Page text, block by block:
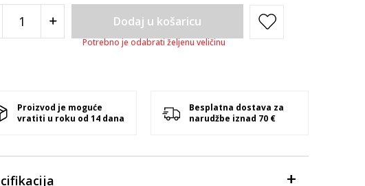
Dodaj u košaricu
Potrebno je odabrati željenu veličinu
Proizvod je moguće
vratiti u roku od 14 dana
Besplatna dostava za
narudžbe iznad 70 €